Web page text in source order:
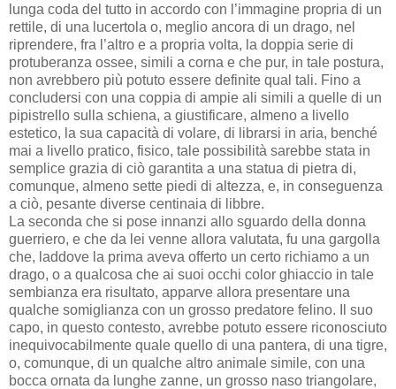
lunga coda del tutto in accordo con l’immagine propria di un
rettile, di una lucertola o, meglio ancora di un drago, nel
riprendere, fra l’altro e a propria volta, la doppia serie di
protuberanza ossee, simili a corna e che pur, in tale postura,
non avrebbero più potuto essere definite qual tali. Fino a
concludersi con una coppia di ampie ali simili a quelle di un
pipistrello sulla schiena, a giustificare, almeno a livello
estetico, la sua capacità di volare, di librarsi in aria, benché
mai a livello pratico, fisico, tale possibilità sarebbe stata in
semplice grazia di ciò garantita a una statua di pietra di,
comunque, almeno sette piedi di altezza, e, in conseguenza
a ciò, pesante diverse centinaia di libbre.
La seconda che si pose innanzi allo sguardo della donna
guerriero, e che da lei venne allora valutata, fu una gargolla
che, laddove la prima aveva offerto un certo richiamo a un
drago, o a qualcosa che ai suoi occhi color ghiaccio in tale
sembianza era risultato, apparve allora presentare una
qualche somiglianza con un grosso predatore felino. Il suo
capo, in questo contesto, avrebbe potuto essere riconosciuto
inequivocabilmente quale quello di una pantera, di una tigre,
o, comunque, di un qualche altro animale simile, con una
bocca ornata da lunghe zanne, un grosso naso triangolare,